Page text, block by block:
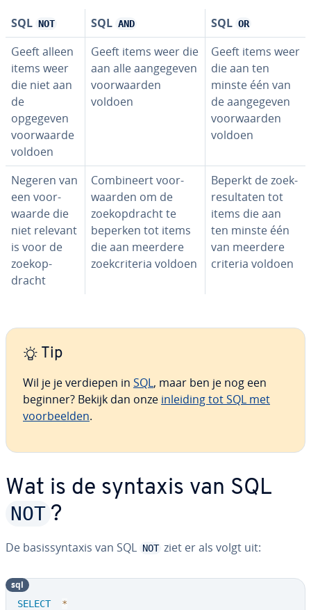
SQL NOT SQL AND SQL OR
Geeft alleen
items weer
die niet aan
de
opgegeven
voor­waar­de
voldoen
Geeft items weer die
aan alle aan­ge­ge­ven
voor­waar­den
voldoen
Geeft items weer
die aan ten
minste één van
de aan­ge­ge­ven
voor­waar­den
voldoen
Negeren van
een voor­
waar­de die
niet relevant
is voor de
zoek­op­
dracht
Com­bi­neert voor­
waar­den om de
zoek­op­dracht te
beperken tot items
die aan meerdere
zoek­cri­te­ria voldoen
Beperkt de zoek­
re­sul­ta­ten tot
items die aan
ten minste één
van meerdere
criteria voldoen
Tip
Wil je je verdiepen in SQL, maar ben je nog een
beginner? Bekijk dan onze inleiding tot SQL met
voor­beel­den.
Wat is de syntaxis van SQL
NOT ?
De ba­sis­syn­taxis van SQL NOT ziet er als volgt uit:
SELECT
*
sql